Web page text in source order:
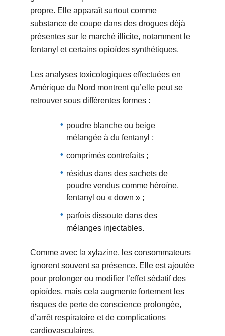
propre. Elle apparaît surtout comme
substance de coupe dans des drogues déjà
présentes sur le marché illicite, notamment le
fentanyl et certains opioïdes synthétiques.
Les analyses toxicologiques effectuées en
Amérique du Nord montrent qu’elle peut se
retrouver sous différentes formes :
poudre blanche ou beige
mélangée à du fentanyl ;
comprimés contrefaits ;
résidus dans des sachets de
poudre vendus comme héroïne,
fentanyl ou « down » ;
parfois dissoute dans des
mélanges injectables.
Comme avec la xylazine, les consommateurs
ignorent souvent sa présence. Elle est ajoutée
pour prolonger ou modifier l’effet sédatif des
opioïdes, mais cela augmente fortement les
risques de perte de conscience prolongée,
d’arrêt respiratoire et de complications
cardiovasculaires.